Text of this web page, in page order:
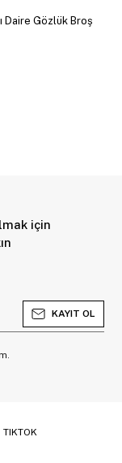
Daire Gözlük Broş
için
KAYIT OL
TIKTOK